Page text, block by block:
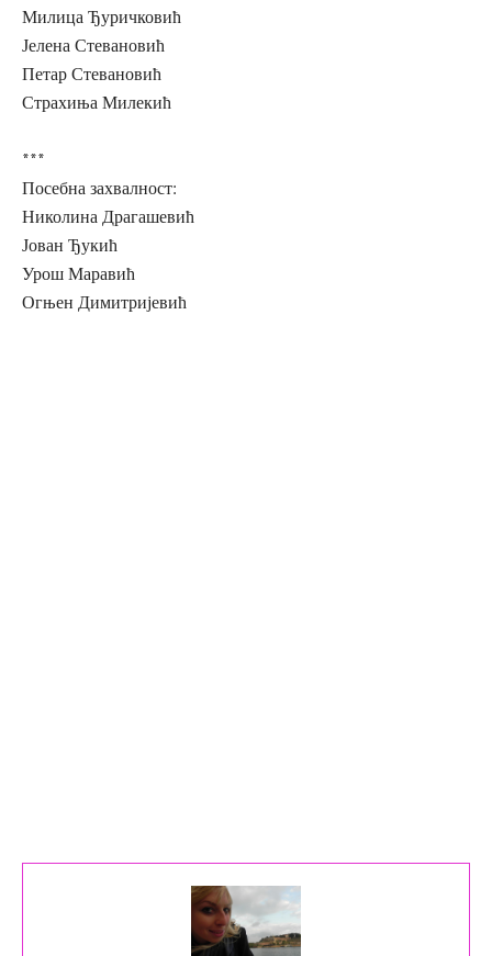
Милица Ђуричковић
Јелена Стевановић
Петар Стевановић
Страхиња Милекић
***
Посебна захвалност:
Николина Драгашевић
Јован Ђукић
Урош Маравић
Огњен Димитријевић